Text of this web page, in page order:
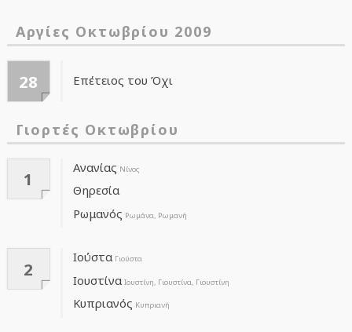
Αργίες Οκτωβρίου 2009
28 Επέτειος του Όχι
Γιορτές Οκτωβρίου
1
Ανανίας Νίνος
Θηρεσία
Ρωμανός Ρωμάνα, Ρωμανή
2
Ιούστα Γιούστα
Ιουστίνα Ιουστίνη, Γιουστίνα, Γιουστίνη
Κυπριανός Κυπριανή